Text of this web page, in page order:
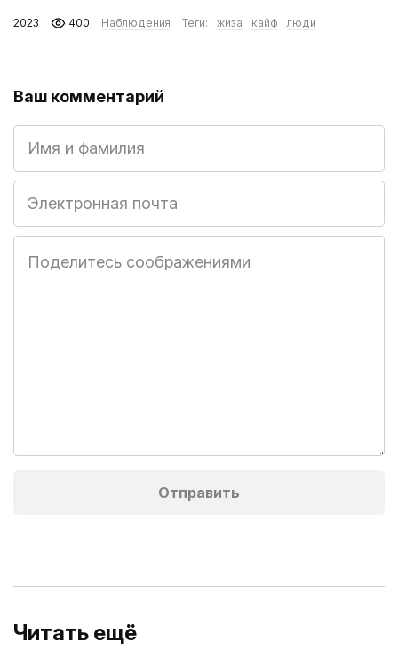
2023 400 Наблюдения Теги: жиза кайф люди
Ваш комментарий
Читать ещё